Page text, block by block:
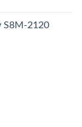
S8M-2120